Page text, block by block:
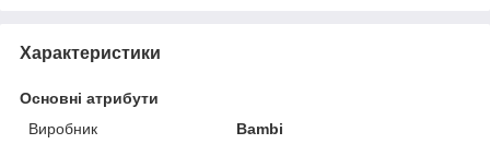
Характеристики
Основні атрибути
Виробник
Bambi